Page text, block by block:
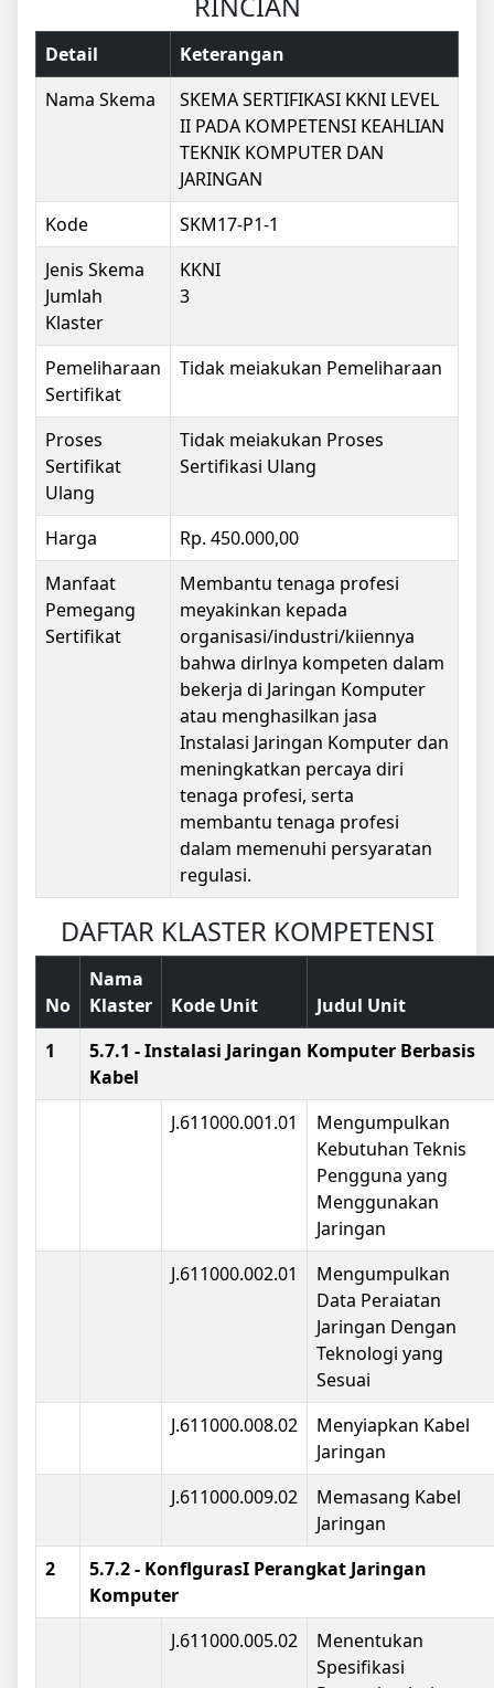
Detail
Keterangan
Nama Skema
SKEMA SERTIFIKASI KKNI LEVEL
II PADA KOMPETENSI KEAHLIAN
TEKNIK KOMPUTER DAN
JARINGAN
Kode
SKM17-P1-1
Jenis Skema
Jumlah
Klaster
KKNI
3
Pemeliharaan
Sertifikat
Tidak meiakukan Pemeliharaan
Proses
Sertifikat
Ulang
Tidak meiakukan Proses
Sertifikasi Ulang
Harga
Rp. 450.000,00
Manfaat
Pemegang
Sertifikat
Membantu tenaga profesi
meyakinkan kepada
organisasi/industri/kiiennya
bahwa dirlnya kompeten dalam
bekerja di Jaringan Komputer
atau menghasilkan jasa
Instalasi Jaringan Komputer dan
meningkatkan percaya diri
tenaga profesi, serta
membantu tenaga profesi
dalam memenuhi persyaratan
regulasi.
DAFTAR KLASTER KOMPETENSI
No
Nama
Klaster
Kode Unit
Judul Unit
1
5.7.1 - Instalasi Jaringan Komputer Berbasis
Kabel
J.611000.001.01
Mengumpulkan
Kebutuhan Teknis
Pengguna yang
Menggunakan
Jaringan
J.611000.002.01
Mengumpulkan
Data Peraiatan
Jaringan Dengan
Teknologi yang
Sesuai
J.611000.008.02
Menyiapkan Kabel
Jaringan
J.611000.009.02
Memasang Kabel
Jaringan
2
5.7.2 - KonflgurasI Perangkat Jaringan
Komputer
J.611000.005.02
Menentukan
Spesifikasi